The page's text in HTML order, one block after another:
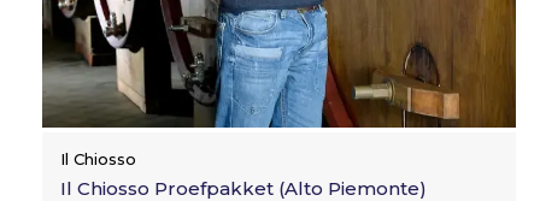
Il Chiosso
Il Chiosso Proefpakket (Alto Piemonte)